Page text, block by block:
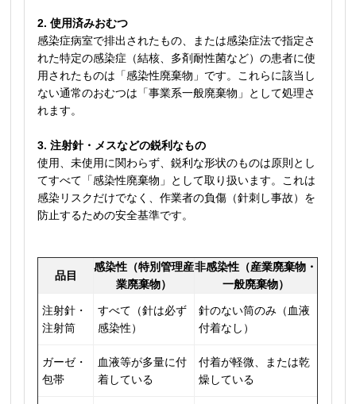
2. 使用済みおむつ
感染症病室で排出されたもの、または感染症法で指定さ
れた特定の感染症（結核、多剤耐性菌など）の患者に使
用されたものは「感染性廃棄物」です。これらに該当し
ない通常のおむつは「事業系一般廃棄物」として処理さ
れます。
3. 注射針・メスなどの鋭利なもの
使用、未使用に関わらず、鋭利な形状のものは原則とし
てすべて「感染性廃棄物」として取り扱います。これは
感染リスクだけでなく、作業者の負傷（針刺し事故）を
防止するための安全基準です。
品目
感染性（特別管理産
業廃棄物）
非感染性（産業廃棄物・
一般廃棄物）
注射針・
注射筒
すべて（針は必ず
感染性）
針のない筒のみ（血液
付着なし）
ガーゼ・
包帯
血液等が多量に付
着している
付着が軽微、または乾
燥している